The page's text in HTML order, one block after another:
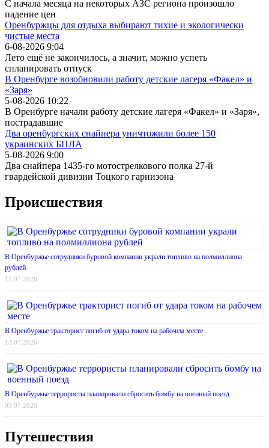
С начала месяца на некоторых АЗС региона произошло
падение цен
Оренбуржцы для отдыха выбирают тихие и экологически
чистые места
6-08-2026 9:04
Лето ещё не закончилось, а значит, можно успеть
спланировать отпуск
В Оренбурге возобновили работу детские лагеря «Факел» и
«Заря»
5-08-2026 10:22
В Оренбурге начали работу детские лагеря «Факел» и «Заря»,
пострадавшие
Два оренбургских снайпера уничтожили более 150
украинских БПЛА
5-08-2026 9:00
Два снайпера 1435-го мотострелкового полка 27-й
гвардейской дивизии Тоцкого гарнизона
Происшествия
В Оренбуржье сотрудники буровой компании украли топливо на полмиллиона
рублей
15.07.2026
В Оренбуржье тракторист погиб от удара током на рабочем месте
13.07.2026
В Оренбуржье террористы планировали сбросить бомбу на военный поезд
03.07.2026
Путешествия